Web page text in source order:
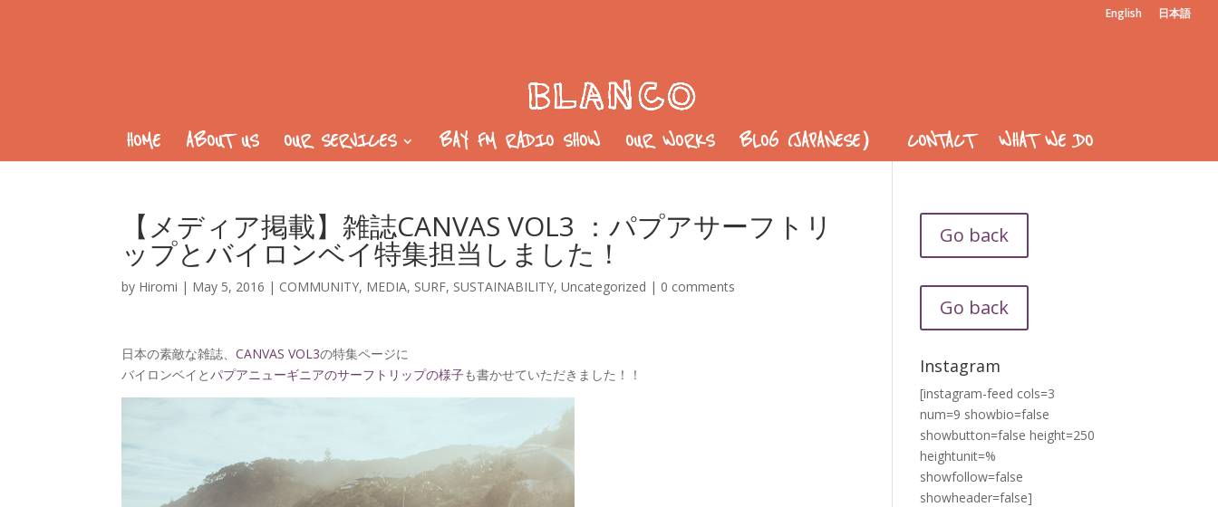
English 日本語
HOME ABOUT US OUR SERVICES BAY FM RADIO SHOW OUR WORKS BLOG (JAPANESE） CONTACT WHAT WE DO
【メディア掲載】雑誌CANVAS VOL3 ：パプアサーフトリ
ップとバイロンベイ特集担当しました！
by Hiromi | May 5, 2016 | COMMUNITY, MEDIA, SURF, SUSTAINABILITY,Uncategorized | 0 comments
日本の素敵な雑誌、CANVAS VOL3の特集ページに
バイロンベイとパプアニューギニアのサーフトリップの様子も書かせていただきました！！
Go back
Go back
Instagram
[instagram-feed cols=3
num=9 showbio=false
showbutton=false height=250
heightunit=%
showfollow=false
showheader=false]